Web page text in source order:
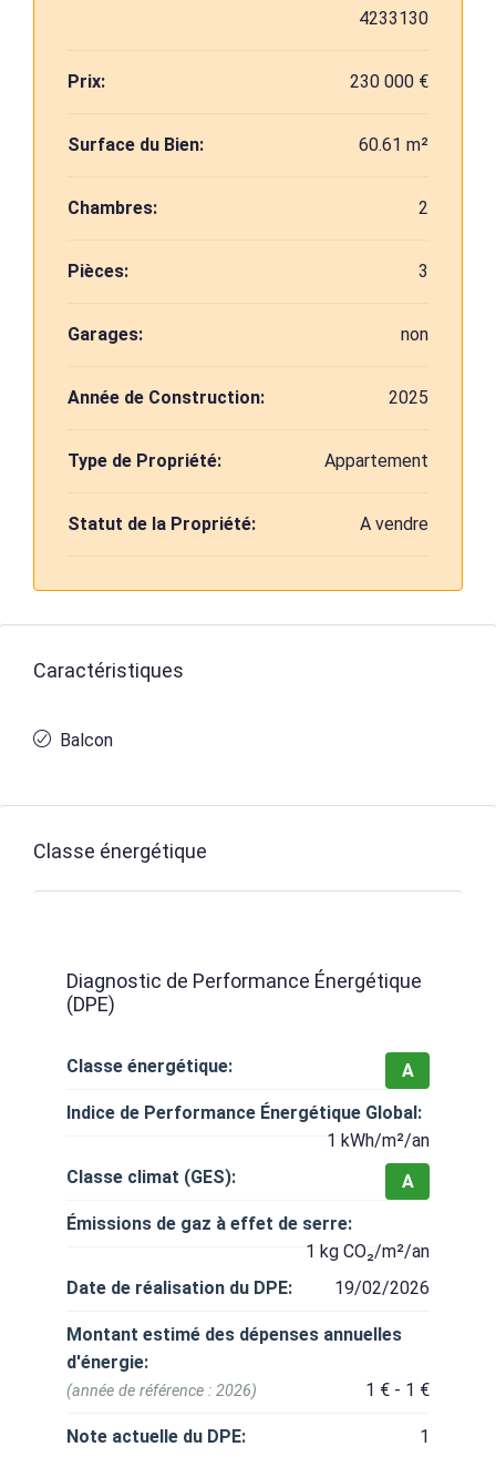
4233130
Prix: 230 000 €
Surface du Bien: 60.61 m²
Chambres: 2
Pièces: 3
Garages: non
Année de Construction: 2025
Type de Propriété: Appartement
Statut de la Propriété: A vendre
Caractéristiques
Balcon
Classe énergétique
Diagnostic de Performance Énergétique
(DPE)
Classe énergétique:
A
Indice de Performance Énergétique Global:
1 kWh/m²/an
Classe climat (GES):
A
Émissions de gaz à effet de serre:
1 kg CO₂/m²/an
Date de réalisation du DPE:
19/02/2026
Montant estimé des dépenses annuelles
d'énergie:
1 € - 1 €
(année de référence : 2026)
Note actuelle du DPE: 1